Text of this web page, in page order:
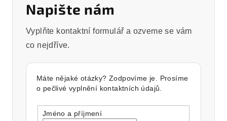
Napište nám
Vyplňte kontaktní formulář a ozveme se vám
co nejdříve.
Máte nějaké otázky? Zodpovíme je. Prosíme
o pečlivé vyplnění kontaktních údajů.
Jméno a příjmení